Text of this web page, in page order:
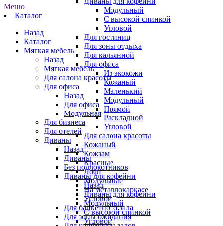
Модульный
С высокой спинкой
Угловой
Для гостиниц
Для зоны отдыха
Для кальянной
Для офиса
Из экокожи
Кожаный
Маленький
Модульный
Прямой
Раскладной
Угловой
Для салона красоты
Кожаный
Кожзам
Красные
Лофт
Модульные
На металлокаркасе
Угловой
Для банкетного зала
Для зоны ожидания
Меню
Каталог
Назад
Каталог
Мягкая мебель
Назад
Мягкая мебель
Для салона красоты
Для офиса
Назад
Для офиса
Модульная
Для бизнеса
Для отелей
Диваны
Назад
Диваны
Без подлокотников
Диваны для кофейни
Назад
Диваны для кофейни
Модульный
С высокой спинкой
Угловой